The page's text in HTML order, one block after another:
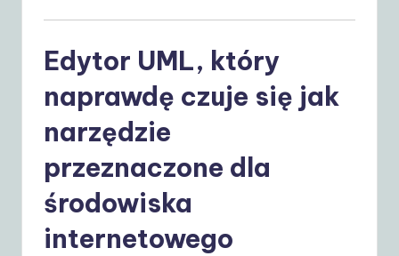
lu
Edytor UML, który
naprawdę czuje się jak
narzędzie
przeznaczone dla
środowiska
internetowego